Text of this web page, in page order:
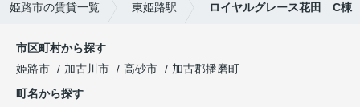
姫路市の賃貸一覧 東姫路駅 ロイヤルグレース花田 C棟
市区町村から探す
姫路市
加古川市 高砂市
加古郡播磨町
町名から探す